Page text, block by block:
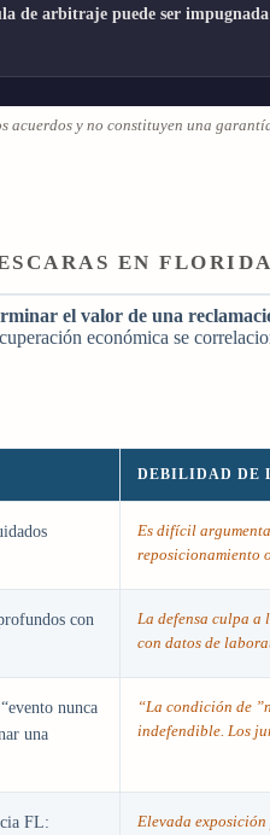
de arbitraje puede ser
y no constituyen una
EN
el valor de una
económica se
DEBILIDAD DE
Es difícil
reposicionamiento
con
La defensa culpa a
con datos de
nunca
una
“La condición de
indefendible. Los
FL:
Elevada